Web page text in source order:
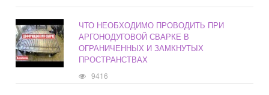
ЧТО НЕОБХОДИМО ПРОВОДИТЬ ПРИ
АРГОНОДУГОВОЙ СВАРКЕ В
ОГРАНИЧЕННЫХ И ЗАМКНУТЫХ
ПРОСТРАНСТВАХ
9416